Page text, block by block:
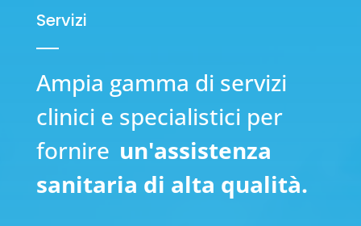
Servizi
Ampia gamma di servizi
clinici e specialistici per
fornire un'assistenza
sanitaria di alta qualità.